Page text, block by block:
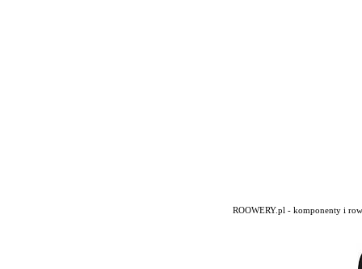
ROOWERY.pl - komponenty i